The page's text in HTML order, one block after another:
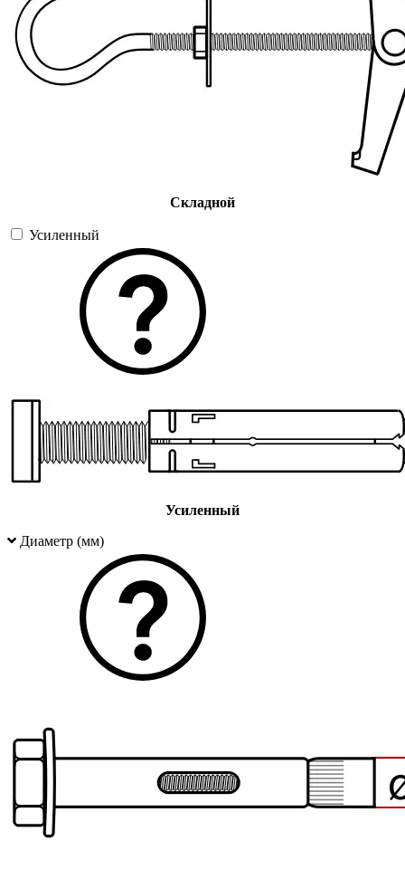
Складной
Усиленный
Усиленный
Диаметр (мм)